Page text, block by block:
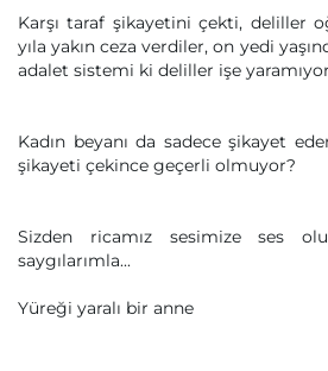
Karşı taraf şikayetini çekti, deliller
yıla yakın ceza verdiler, on yedi
adalet sistemi ki deliller işe
Kadın beyanı da sadece şikayet
şikayeti çekince geçerli olmuyor?
Sizden ricamız sesimize ses
saygılarımla...
Yüreği yaralı bir anne